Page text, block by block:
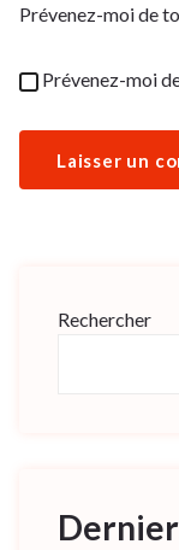
Prévenez-moi de
Prévenez-moi
Rechercher